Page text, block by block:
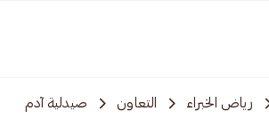
رياض الخبراء التعاون صيدلية آدم